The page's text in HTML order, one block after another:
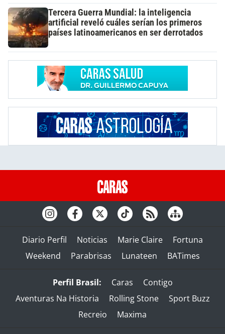
Tercera Guerra Mundial: la inteligencia
artificial reveló cuáles serían los primeros
países latinoamericanos en ser derrotados
Diario Perfil Noticias Marie Claire
Fortuna
Weekend
Parabrisas Lunateen BATimes
Perfil Brasil: Caras
Contigo
Aventuras Na Historia
Rolling Stone
Sport Buzz
Recreio
Maxima